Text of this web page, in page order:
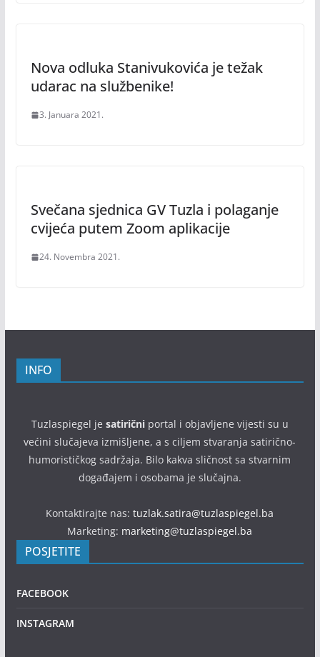
Nova odluka Stanivukovića je težak
udarac na službenike!
3. Januara 2021.
Svečana sjednica GV Tuzla i polaganje
cvijeća putem Zoom aplikacije
24. Novembra 2021.
INFO
Tuzlaspiegel je satiričniportal i objavljene vijesti su u
većini slučajeva izmišljene, a s ciljem stvaranja satirično-
humorističkog sadržaja. Bilo kakva sličnost sa stvarnim
događajem i osobama je slučajna.
Kontaktirajte nas:tuzlak.satira@tuzlaspiegel.ba
Marketing: marketing@tuzlaspiegel.ba
POSJETITE
FACEBOOK
INSTAGRAM